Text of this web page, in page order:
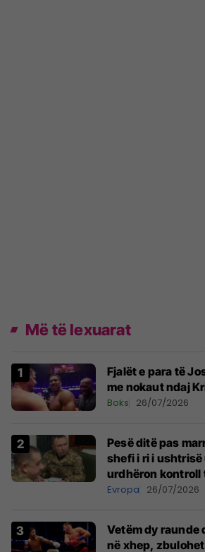
Më të lexuarat
Fjalët e para të
me nokaut ndaj
Boks 26/07/2026
Pesë ditë pas
shefi i ri i
urdhëron kontroll
Evropa 26/07/2026
Vetëm dy raunde
në xhep,